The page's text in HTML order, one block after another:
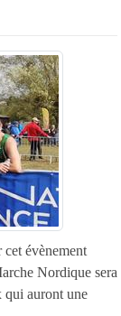
évènement
Nordique sera
qui auront une